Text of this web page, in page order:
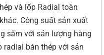
và lốp Radial toàn
Công suất sản xuất
săm với sản lượng hàng
radial bán thép với sản